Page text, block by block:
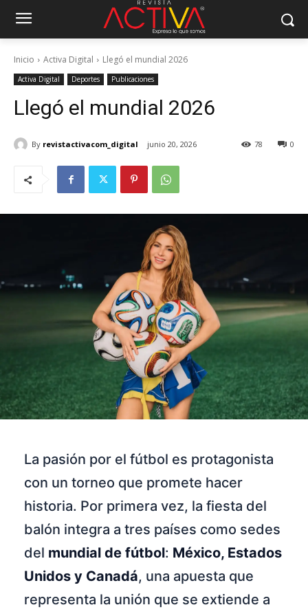
Inicio Activa Digital Llegó el mundial 2026
Activa Digital Deportes Publicaciones
Llegó el mundial 2026
By revistactivacom_digital junio 20, 2026 0
78
La pasión por el fútbol es protagonista
con un torneo que promete hacer
historia. Por primera vez, la fiesta del
balón integra a tres países como sedes
del mundial de fútbol: México, Estados
Unidos y Canadá, una apuesta que
representa la unión que se extiende a